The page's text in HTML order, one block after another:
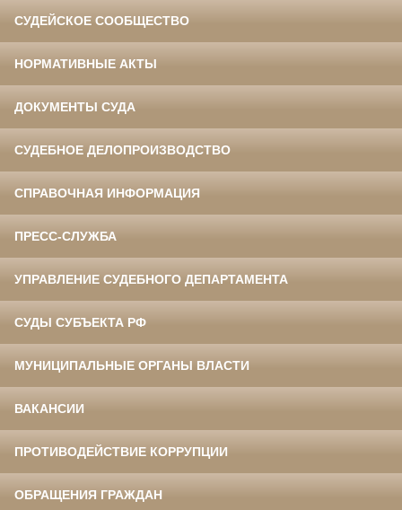
СУДЕЙСКОЕ СООБЩЕСТВО
НОРМАТИВНЫЕ АКТЫ
ДОКУМЕНТЫ СУДА
СУДЕБНОЕ ДЕЛОПРОИЗВОДСТВО
СПРАВОЧНАЯ ИНФОРМАЦИЯ
ПРЕСС-СЛУЖБА
УПРАВЛЕНИЕ СУДЕБНОГО ДЕПАРТАМЕНТА
СУДЫ СУБЪЕКТА РФ
МУНИЦИПАЛЬНЫЕ ОРГАНЫ ВЛАСТИ
ВАКАНСИИ
ПРОТИВОДЕЙСТВИЕ КОРРУПЦИИ
ОБРАЩЕНИЯ ГРАЖДАН